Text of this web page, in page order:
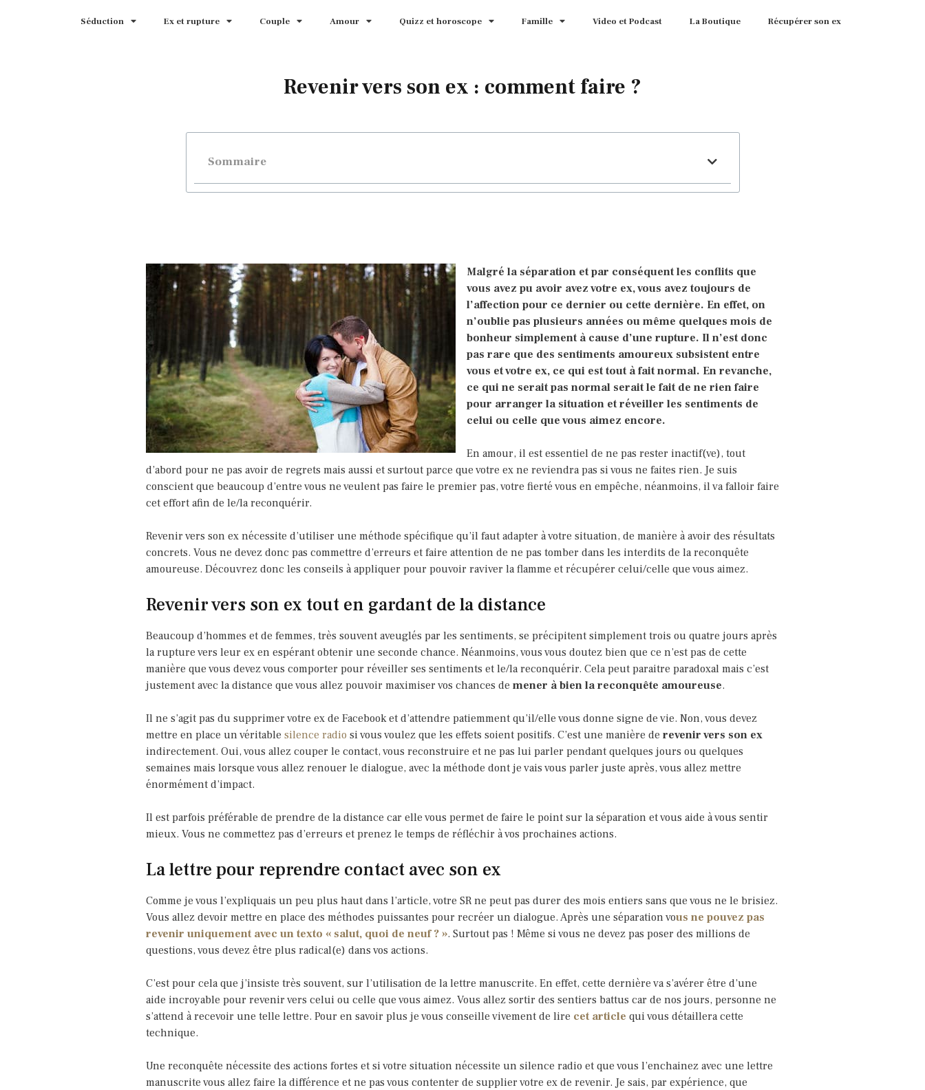
Séduction Ex et rupture Couple Amour Quizz et horoscope Famille Video et Podcast La Boutique Récupérer son ex
Revenir vers son ex : comment faire ?
Sommaire
Malgré la séparation et par conséquent les conflits que
vous avez pu avoir avez votre ex, vous avez toujours de
l’affection pour ce dernier ou cette dernière. En effet, on
n’oublie pas plusieurs années ou même quelques mois de
bonheur simplement à cause d’une rupture. Il n’est donc
pas rare que des sentiments amoureux subsistent entre
vous et votre ex, ce qui est tout à fait normal. En revanche,
ce qui ne serait pas normal serait le fait de ne rien faire
pour arranger la situation et réveiller les sentiments de
celui ou celle que vous aimez encore.
En amour, il est essentiel de ne pas rester inactif(ve), tout
d’abord pour ne pas avoir de regrets mais aussi et surtout parce que votre ex ne reviendra pas si vous ne faites rien. Je suis
conscient que beaucoup d’entre vous ne veulent pas faire le premier pas, votre fierté vous en empêche, néanmoins, il va falloir faire
cet effort afin de le/la reconquérir.
Revenir vers son ex nécessite d’utiliser une méthode spécifique qu’il faut adapter à votre situation, de manière à avoir des résultats
concrets. Vous ne devez donc pas commettre d’erreurs et faire attention de ne pas tomber dans les interdits de la reconquête
amoureuse. Découvrez donc les conseils à appliquer pour pouvoir raviver la flamme et récupérer celui/celle que vous aimez.
Revenir vers son ex tout en gardant de la distance
Beaucoup d’hommes et de femmes, très souvent aveuglés par les sentiments, se précipitent simplement trois ou quatre jours après
la rupture vers leur ex en espérant obtenir une seconde chance. Néanmoins, vous vous doutez bien que ce n’est pas de cette
manière que vous devez vous comporter pour réveiller ses sentiments et le/la reconquérir. Cela peut paraitre paradoxal mais c’est
justement avec la distance que vous allez pouvoir maximiser vos chances de mener à bien la reconquête amoureuse.
Il ne s’agit pas du supprimer votre ex de Facebook et d’attendre patiemment qu’il/elle vous donne signe de vie. Non, vous devez
mettre en place un véritable silence radio si vous voulez que les effets soient positifs. C’est une manière de revenir vers son ex
indirectement. Oui, vous allez couper le contact, vous reconstruire et ne pas lui parler pendant quelques jours ou quelques
semaines mais lorsque vous allez renouer le dialogue, avec la méthode dont je vais vous parler juste après, vous allez mettre
énormément d’impact.
Il est parfois préférable de prendre de la distance car elle vous permet de faire le point sur la séparation et vous aide à vous sentir
mieux. Vous ne commettez pas d’erreurs et prenez le temps de réfléchir à vos prochaines actions.
La lettre pour reprendre contact avec son ex
Comme je vous l’expliquais un peu plus haut dans l’article, votre SR ne peut pas durer des mois entiers sans que vous ne le brisiez.
Vous allez devoir mettre en place des méthodes puissantes pour recréer un dialogue. Après une séparation vous ne pouvez pas
revenir uniquement avec un texto « salut, quoi de neuf ? ». Surtout pas ! Même si vous ne devez pas poser des millions de
questions, vous devez être plus radical(e) dans vos actions.
C’est pour cela que j’insiste très souvent, sur l’utilisation de la lettre manuscrite. En effet, cette dernière va s’avérer être d’une
aide incroyable pour revenir vers celui ou celle que vous aimez. Vous allez sortir des sentiers battus car de nos jours, personne ne
s’attend à recevoir une telle lettre. Pour en savoir plus je vous conseille vivement de lire cet article qui vous détaillera cette
technique.
Une reconquête nécessite des actions fortes et si votre situation nécessite un silence radio et que vous l’enchainez avec une lettre
manuscrite vous allez faire la différence et ne pas vous contenter de supplier votre ex de revenir. Je sais, par expérience, que